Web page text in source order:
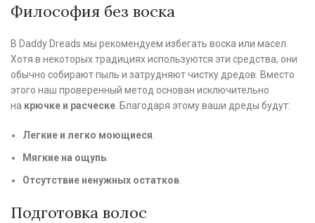
Философия без воска
В Daddy Dreads мы рекомендуем избегать воска или масел.
Хотя в некоторых традициях используются эти средства, они
обычно собирают пыль и затрудняют чистку дредов. Вместо
этого наш проверенный метод основан исключительно
на крючке и расческе . Благодаря этому ваши дреды будут:
Легкие и легко моющиеся
Мягкие на ощупь
Отсутствие ненужных остатков
Подготовка волос